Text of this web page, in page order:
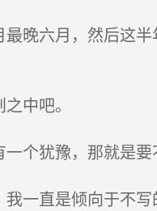
晚六月，然后这
中吧。
个犹豫，那就是要
一直是倾向于不写